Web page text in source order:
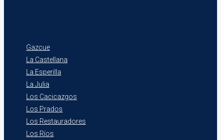
Gazcue
La Castellana
La Esperilla
La Julia
Los Cacicazgos
Los Prados
Los Restauradores
Los Ríos